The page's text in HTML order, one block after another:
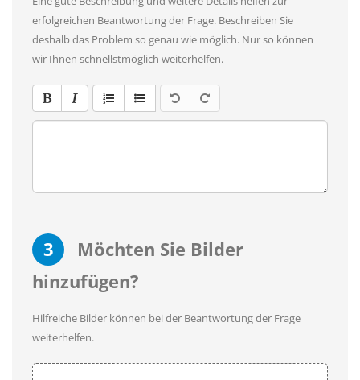
erfolgreichen Beantwortung der Frage. Beschreiben Sie
deshalb das Problem so genau wie möglich. Nur so können
wir Ihnen schnellstmöglich weiterhelfen.
3
Möchten Sie Bilder
hinzufügen?
Hilfreiche Bilder können bei der Beantwortung der Frage
weiterhelfen.